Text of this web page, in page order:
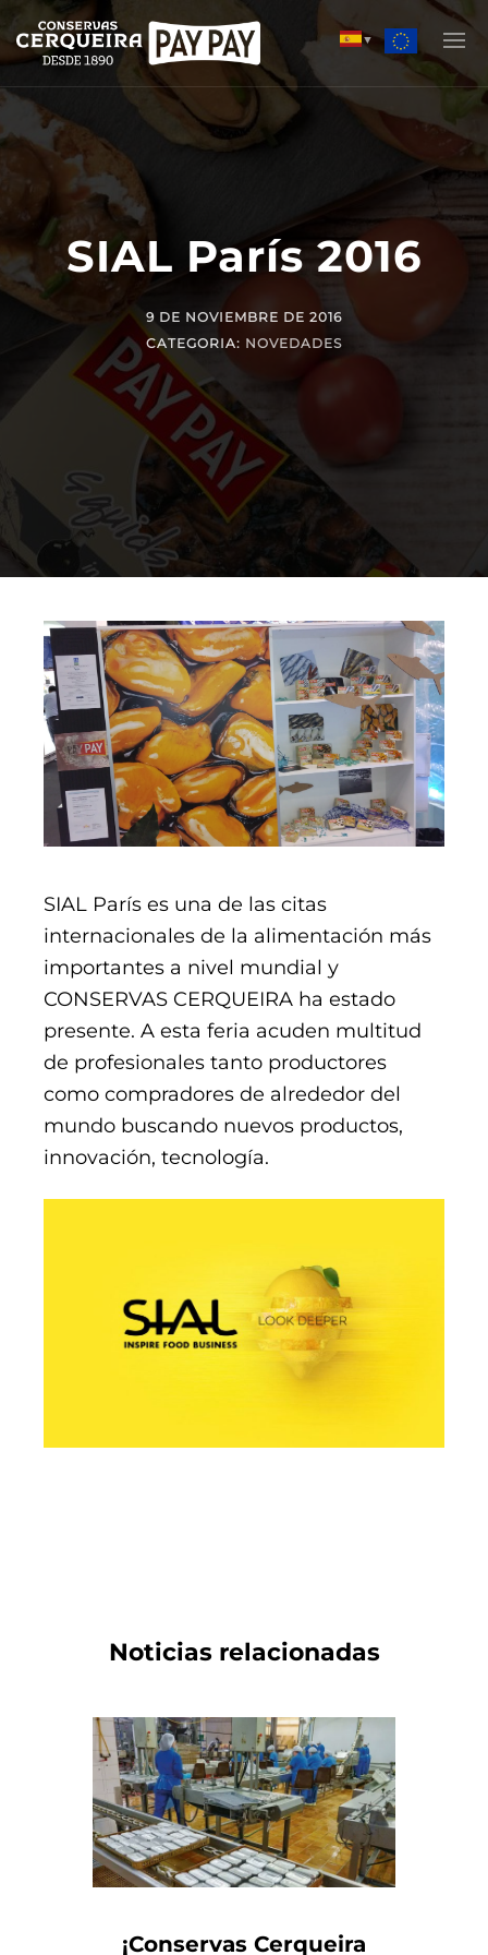
▼
Historia
Capacidad productiva
Calidad
Nuestras marcas
Catálogo de productos
Desarrollamos tu marca
Serie Oro
Túnidos
Cefalópodos
Mariscos
Pelágicos
Varios
Novedades
Recetas
SIAL París 2016
9 DE NOVIEMBRE DE 2016
CATEGORIA: NOVEDADES
SIAL París es una de las citas
internacionales de la alimentación más
importantes a nivel mundial y
CONSERVAS CERQUEIRA ha estado
presente. A esta feria acuden multitud
de profesionales tanto productores
como compradores de alrededor del
mundo buscando nuevos productos,
innovación, tecnología.
Noticias relacionadas
¡Conservas Cerqueira